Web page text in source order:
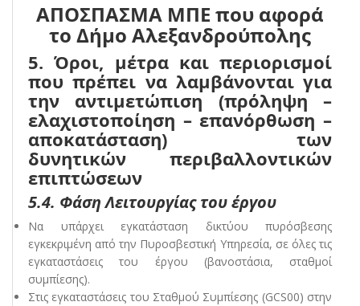
ΑΠΟΣΠΑΣΜΑ ΜΠΕ που αφορά
το Δήμο Αλεξανδρούπολης
5. Όροι, μέτρα και περιορισμοί
που πρέπει να λαμβάνονται για
την αντιμετώπιση (πρόληψη –
ελαχιστοποίηση – επανόρθωση –
αποκατάσταση) των
δυνητικών περιβαλλοντικών
επιπτώσεων
5.4. Φάση Λειτουργίας του έργου
Να υπάρχει εγκατάσταση δικτύου πυρόσβεσης
εγκεκριμένη από την Πυροσβεστική Υπηρεσία, σε όλες τις
εγκαταστάσεις του έργου (βανοστάσια, σταθμοί
συμπίεσης).
Στις εγκαταστάσεις του Σταθμού Συμπίεσης (GCS00) στην